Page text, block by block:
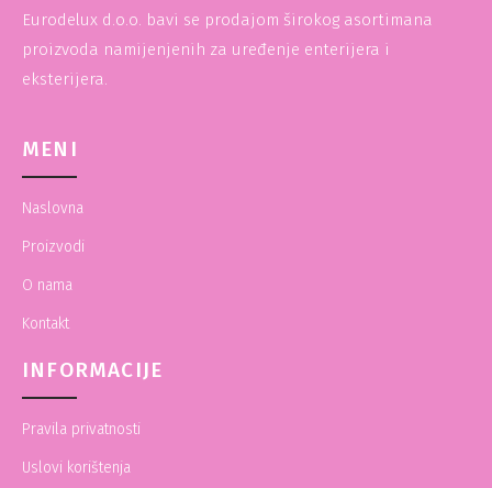
Eurodelux d.o.o. bavi se prodajom širokog asortimana
proizvoda namijenjenih za uređenje enterijera i
eksterijera.
MENI
Naslovna
Proizvodi
O nama
Kontakt
INFORMACIJE
Pravila privatnosti
Uslovi korištenja